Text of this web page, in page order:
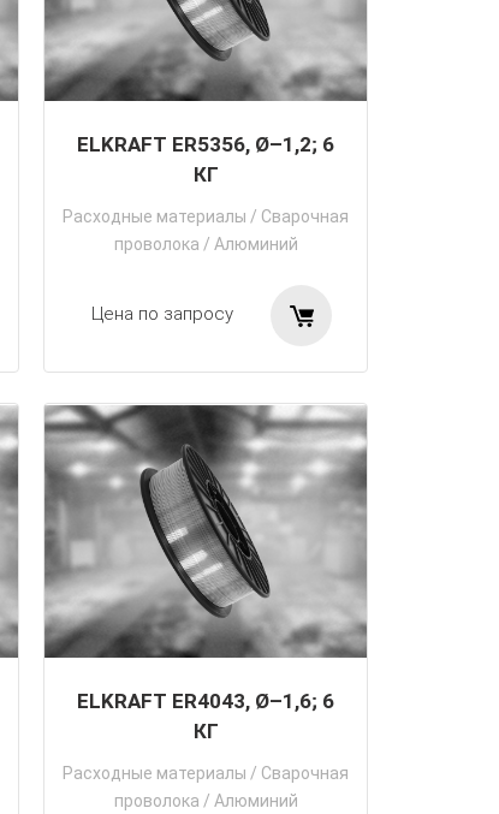
ELKRAFT ER5356, Ø–1,2; 6
КГ
Расходные материалы / Сварочная
проволока / Алюминий
Цена по запросу
ELKRAFT ER4043, Ø–1,6; 6
КГ
Расходные материалы / Сварочная
проволока / Алюминий